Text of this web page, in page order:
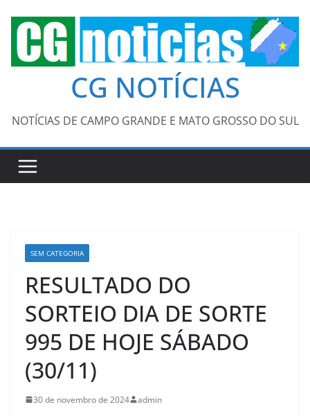
para
conteúdo
CG NOTÍCIAS
NOTÍCIAS DE CAMPO GRANDE E MATO GROSSO DO SUL
SEM CATEGORIA
RESULTADO DO
SORTEIO DIA DE SORTE
995 DE HOJE SÁBADO
(30/11)
30 de novembro de 2024 admin